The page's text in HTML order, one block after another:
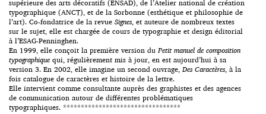
typographique adopte une
double fonction, […]
supérieure des arts décoratifs (ENSAD), de l’Atelier national de création
typographique (ANCT), et de la Sorbonne (esthétique et philosophie de
l’art). Co-fondatrice de la revue Signes, et auteure de nombreux textes
sur le sujet, elle est chargée de cours de typographie et design éditorial
à l’ESAG-Penninghen.
En 1999, elle conçoit la première version duPetit manuel de composition
typographique qui, régulièrement mis à jour, en est aujourd’hui à sa
version 3. En 2002, elle imagine un second ouvrage, Des Caractères, à la
fois catalogue de caractères et histoire de la lettre.
Elle intervient comme consultante auprès des graphistes et des agences
de communication autour de différentes problématiques
typographiques. *********************************